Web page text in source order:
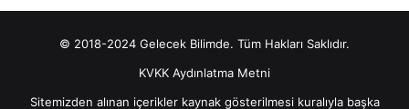
© 2018-2024 Gelecek Bilimde. Tüm Hakları Saklıdır.
KVKK Aydınlatma Metni
Sitemizden alınan içerikler kaynak gösterilmesi kuralıyla başka